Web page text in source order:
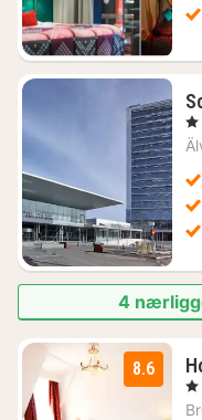
,
4
8.6
,